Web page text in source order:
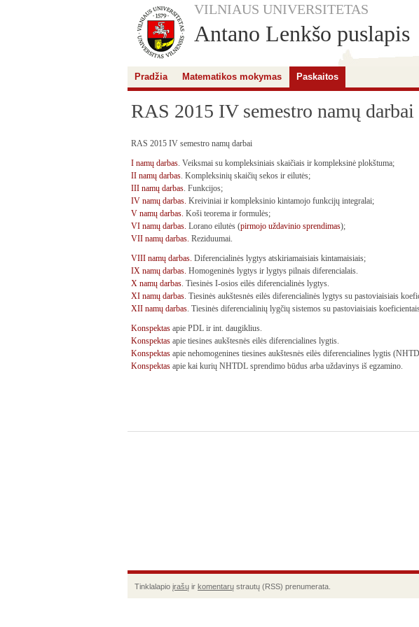
VILNIAUS UNIVERSITETAS
Antano Lenkšo puslapis
Pradžia Matematikos mokymas Paskaitos
RAS 2015 IV semestro namų darbai
RAS 2015 IV semestro namų darbai
I namų darbas. Veiksmai su kompleksiniais skaičiais ir kompleksinė plokštuma;
II namų darbas. Kompleksinių skaičių sekos ir eilutės;
III namų darbas. Funkcijos;
IV namų darbas. Kreiviniai ir kompleksinio kintamojo funkcijų integralai;
V namų darbas. Koši teorema ir formulės;
VI namų darbas. Lorano eilutės (pirmojo uždavinio sprendimas);
VII namų darbas. Reziduumai.
VIII namų darbas. Diferencialinės lygtys atskiriamaisiais kintamaisiais;
IX namų darbas. Homogeninės lygtys ir lygtys pilnais diferencialais.
X namų darbas. Tiesinės I-osios eilės diferencialinės lygtys.
XI namų darbas. Tiesinės aukštesnės eilės diferencialinės lygtys su pastoviaisiais
XII namų darbas. Tiesinės diferencialinių lygčių sistemos su pastoviaisiais
Konspektas apie PDL ir int. daugiklius.
Konspektas apie tiesines aukštesnės eilės diferencialines lygtis.
Konspektas apie nehomogenines tiesines aukštesnės eilės diferencialines lygtis
Konspektas apie kai kurių NHTDL sprendimo būdus arba uždavinys iš egzamino.
Tinklalapio įrašų ir komentarų strautų (RSS) prenumerata.